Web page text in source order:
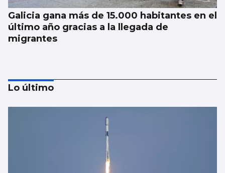
Galicia gana más de 15.000 habitantes en el
último año gracias a la llegada de
migrantes
Lo último